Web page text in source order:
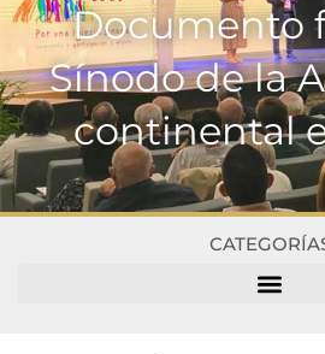
Documento
Sínodo de la
continental